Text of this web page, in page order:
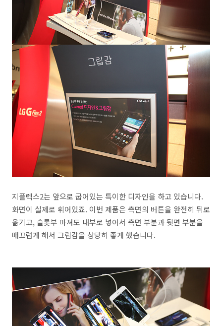
지플렉스2는 앞으로 굽어있는 특이한 디자인을 하고 있습니다.
화면이 실제로 휘어있죠. 이번 제품은 측면의 버튼을 완전히 뒤로
옮기고, 슬롯부 마져도 내부로 넣어서 측면 부분과 뒷면 부분을
매끄럽게 해서 그립감을 상당히 좋게 했습니다.